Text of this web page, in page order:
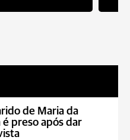
de Maria da
é preso após dar